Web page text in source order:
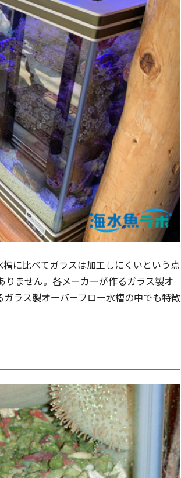
に比べてガラスは加工しにくいという点
ません。各メーカーが作るガラス製オ
ラス製オーバーフロー水槽の中でも特徴